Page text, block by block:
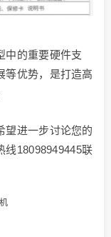
中的重要硬件支
等优势，是打造高
望进一步讨论您的
线18098949445联